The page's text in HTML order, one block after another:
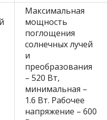
Максимальная
мощность
поглощения
солнечных лучей
и
преобразования
– 520 Вт,
минимальная –
1.6 Вт. Рабочее
напряжение – 600